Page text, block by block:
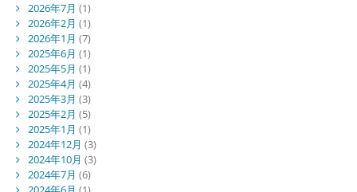
2026年7月 (1)
2026年2月 (1)
2026年1月 (7)
2025年6月 (1)
2025年5月 (1)
2025年4月 (4)
2025年3月 (3)
2025年2月 (5)
2025年1月 (1)
2024年12月 (3)
2024年10月 (3)
2024年7月 (6)